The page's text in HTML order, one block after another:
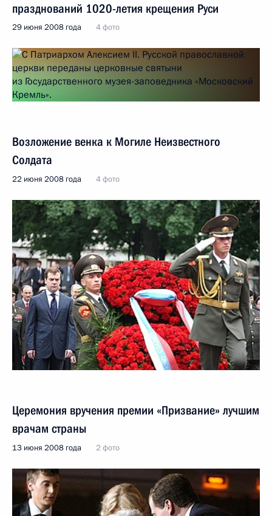
празднований 1020-летия крещения Руси
29 июня 2008 года 4 фото
Возложение венка к Могиле Неизвестного
Солдата
22 июня 2008 года 4 фото
Церемония вручения премии «Призвание» лучшим
врачам страны
13 июня 2008 года 2 фото